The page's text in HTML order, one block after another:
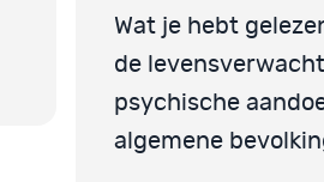
Wat je hebt
de
psychische
algemene